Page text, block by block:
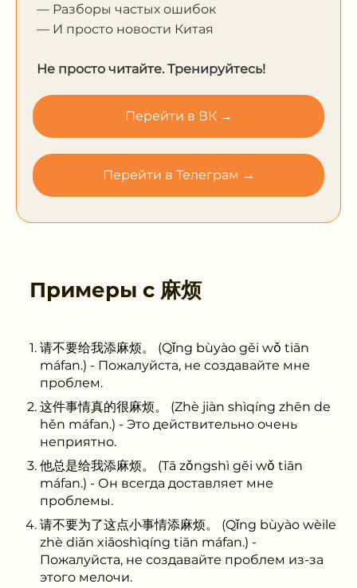
— Разборы частых ошибок
— И просто новости Китая
Не просто читайте. Тренируйтесь!
Перейти в ВК →
Перейти в Телеграм →
Примеры с 麻烦
请不要给我添麻烦。 (Qǐng bùyào gěi wǒ tiān
máfan.) - Пожалуйста, не создавайте мне
проблем.
这件事情真的很麻烦。 (Zhè jiàn shìqíng zhēn de
hěn máfan.) - Это действительно очень
неприятно.
他总是给我添麻烦。 (Tā zǒngshì gěi wǒ tiān
máfan.) - Он всегда доставляет мне
проблемы.
请不要为了这点小事情添麻烦。 (Qǐng bùyào wèile
zhè diǎn xiǎoshìqíng tiān máfan.) -
Пожалуйста, не создавайте проблем из-за
этого мелочи.